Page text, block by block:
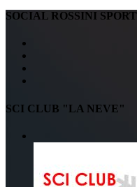
SOCIAL ROSSINI SPORT
SCI CLUB "LA NEVE"